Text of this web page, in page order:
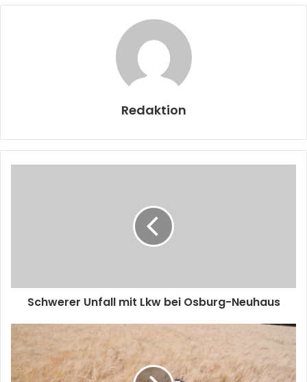
Redaktion
Schwerer Unfall mit Lkw bei Osburg-Neuhaus